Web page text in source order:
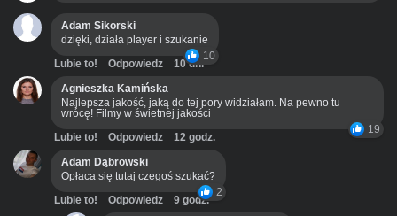
Adam Sikorski
dzięki, działa player i szukanie
10
Lubie to! Odpowiedz
10 dni
Agnieszka Kamińska
Najlepsza jakość, jaką do tej pory widziałam. Na pewno tu
wrócę! Filmy w świetnej jakości
19
Lubie to! Odpowiedz
12 godz.
Adam Dąbrowski
Opłaca się tutaj czegoś szukać?
2
Lubie to! Odpowiedz
9 godz.